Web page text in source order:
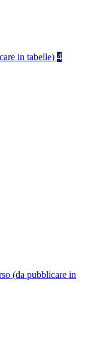
in tabelle) 4
(da pubblicare in